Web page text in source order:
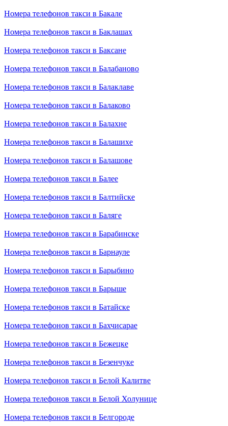
Номера телефонов такси в Бакале
Номера телефонов такси в Баклашах
Номера телефонов такси в Баксане
Номера телефонов такси в Балабаново
Номера телефонов такси в Балаклаве
Номера телефонов такси в Балаково
Номера телефонов такси в Балахне
Номера телефонов такси в Балашихе
Номера телефонов такси в Балашове
Номера телефонов такси в Балее
Номера телефонов такси в Балтийске
Номера телефонов такси в Баляге
Номера телефонов такси в Барабинске
Номера телефонов такси в Барнауле
Номера телефонов такси в Барыбино
Номера телефонов такси в Барыше
Номера телефонов такси в Батайске
Номера телефонов такси в Бахчисарае
Номера телефонов такси в Бежецке
Номера телефонов такси в Безенчуке
Номера телефонов такси в Белой Калитве
Номера телефонов такси в Белой Холунице
Номера телефонов такси в Белгороде